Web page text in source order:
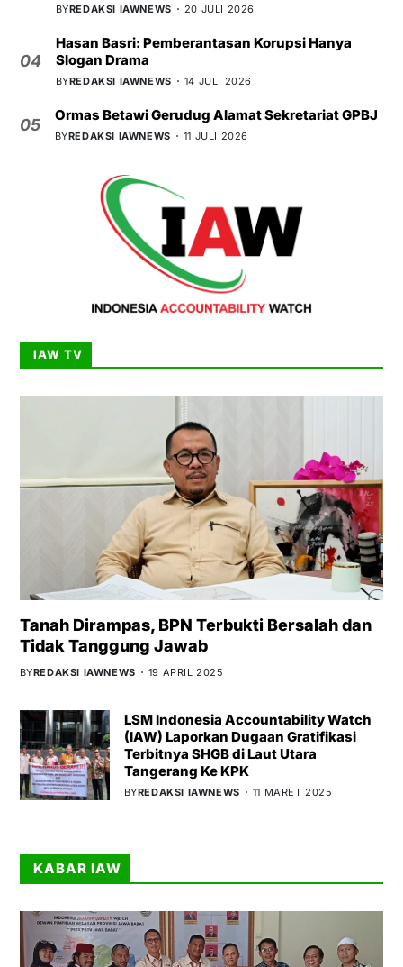
BYREDAKSI IAWNEWS 20 JULI 2026
04
Hasan Basri: Pemberantasan Korupsi Hanya
Slogan Drama
BYREDAKSI IAWNEWS 14 JULI 2026
05
Ormas Betawi Gerudug Alamat Sekretariat GPBJ
BYREDAKSI IAWNEWS 11 JULI 2026
IAW TV
Tanah Dirampas, BPN Terbukti Bersalah dan
Tidak Tanggung Jawab
BYREDAKSI IAWNEWS 19 APRIL 2025
LSM Indonesia Accountability Watch
(IAW) Laporkan Dugaan Gratifikasi
Terbitnya SHGB di Laut Utara
Tangerang Ke KPK
BYREDAKSI IAWNEWS 11 MARET 2025
KABAR IAW